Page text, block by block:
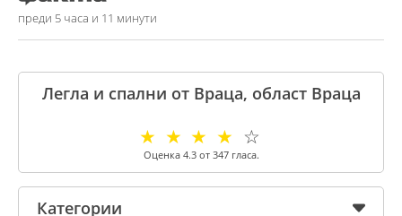
преди 5 часа и 11 минути
Легла и спални от Враца, област Враца
☆
☆
☆
☆
☆
Оценка 4.3от 347гласа.
Категории